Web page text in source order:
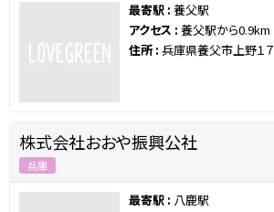
最寄駅 : 養父駅
アクセス : 養父駅から0.9km
住所 : 兵庫県養父市上野１７
株式会社おおや振興公社
兵庫
最寄駅 : 八鹿駅